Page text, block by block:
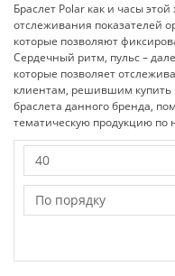
Браслет Polar как и часы
отслеживания показателей
которые позволяют
Сердечный ритм, пульс –
которые позволяет
клиентам, решившим купить
браслета данного бренда,
тематическую продукцию по
40
По порядку